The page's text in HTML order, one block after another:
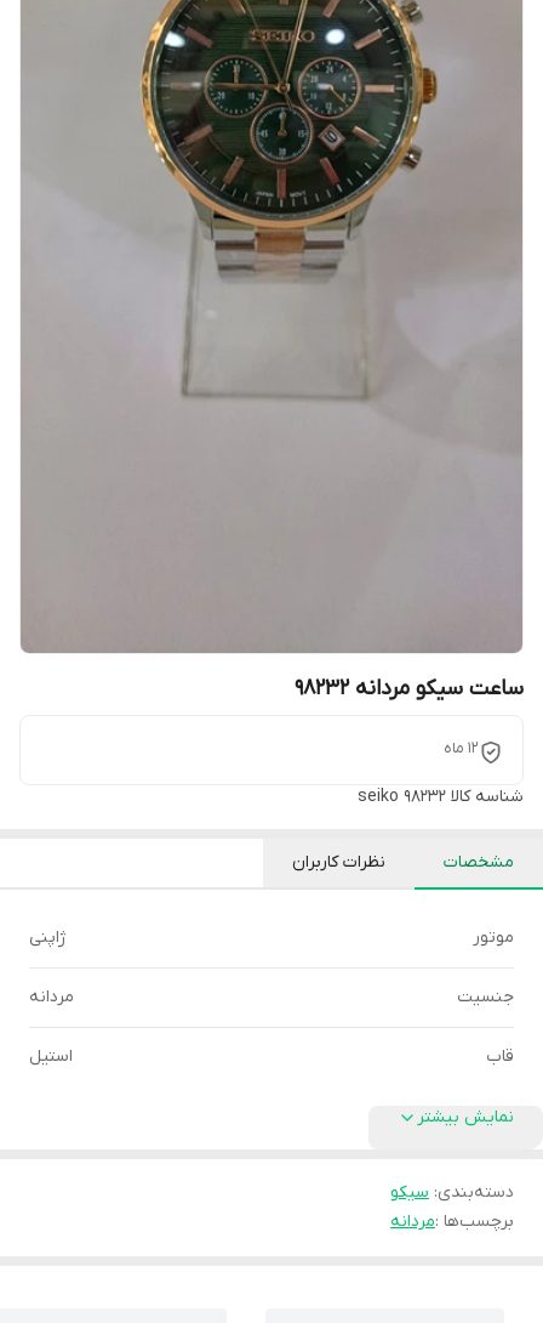
ساعت سیکو مردانه 98232
12 ماه
شناسه کالا seiko 98232
مشخصات نظرات کاربران
موتور ژاپنی
جنسیت مردانه
قاب استیل
نمایش بیشتر
دسته‌بندی: سیکو
برچسب‌ها :مردانه